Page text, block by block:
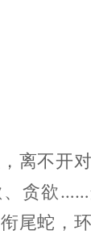
离不开
、贪欲
尾蛇，